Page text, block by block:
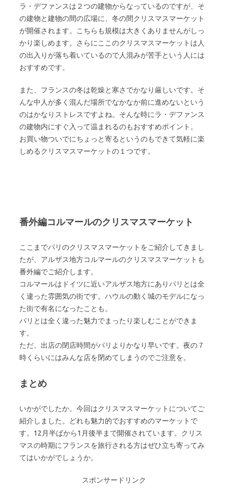
ラ・デファンスは２つの建物からなっているのですが、そ
の建物と建物の間の広場に、冬の間クリスマスマーケット
が開催されます。こちらも規模は大きくありませんがしっ
かり楽しめます。さらにここのクリスマスマーケットは人
の出入りが落ち着いているので人混みが苦手という人には
おすすめです。
また、フランスの冬は乾燥と寒さでかなり厳しいです。そ
んな中人が多く混んだ場所でなかなか前に進めないという
のはかなりストレスですよね。そんな時にラ・デファンス
の建物内にすぐ入って温まれるのもおすすめポイント。
お買い物ついでにちょっと寄るというのもできて気軽に楽
しめるクリスマスマーケットの１つです。
番外編コルマールのクリスマスマーケット
ここまでパリのクリスマスマーケットをご紹介してきまし
たが、アルザス地方コルマールのクリスマスマーケットも
番外編でご紹介します。
コルマールはドイツに近いアルザス地方にありパリとは全
く違った雰囲気の街です。ハウルの動く城のモデルになっ
た街で有名になったことも。
パリとは全く違った魅力でまったり楽しむことができま
す。
ただ、出店の閉店時間がパリよりかなり早いです。夜の７
時くらいにはみんな店を閉めてしまうのでご注意を。
まとめ
いかがでしたか。今回はクリスマスマーケットについてご
紹介しました。どれも魅力的でおすすめのマーケットで
す。12月半ばから1月後半まで開催されています。クリス
マスの時期にフランスを旅行される方はぜひ立ち寄ってみ
てはいかがでしょうか。
スポンサードリンク